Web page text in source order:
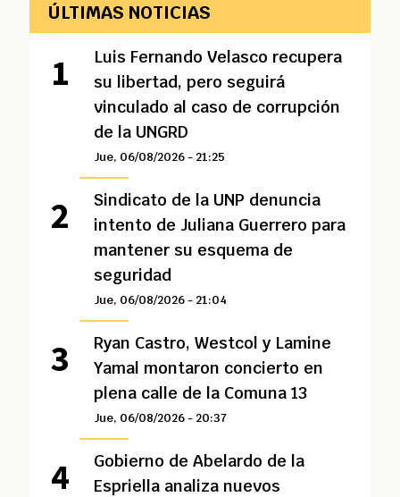
ÚLTIMAS NOTICIAS
Luis Fernando Velasco recupera
su libertad, pero seguirá
vinculado al caso de corrupción
de la UNGRD
Jue, 06/08/2026 - 21:25
Sindicato de la UNP denuncia
intento de Juliana Guerrero para
mantener su esquema de
seguridad
Jue, 06/08/2026 - 21:04
Ryan Castro, Westcol y Lamine
Yamal montaron concierto en
plena calle de la Comuna 13
Jue, 06/08/2026 - 20:37
Gobierno de Abelardo de la
Espriella analiza nuevos